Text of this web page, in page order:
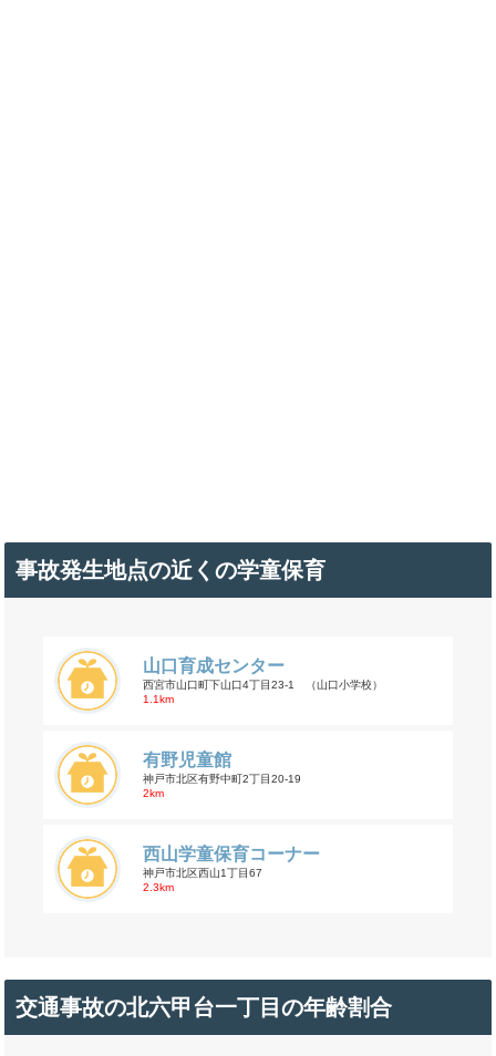
事故発生地点の近くの学童保育
山口育成センター
西宮市山口町下山口4丁目23-1 （山口小学校）
1.1km
有野児童館
神戸市北区有野中町2丁目20-19
2km
西山学童保育コーナー
神戸市北区西山1丁目67
2.3km
交通事故の北六甲台一丁目の年齢割合